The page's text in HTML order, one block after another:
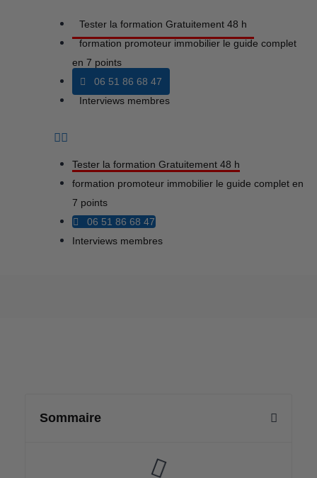
Tester la formation Gratuitement 48 h
formation promoteur immobilier le guide complet
en 7 points
06 51 86 68 47
Interviews membres
Tester la formation Gratuitement 48 h
formation promoteur immobilier le guide complet en
7 points
06 51 86 68 47
Interviews membres
Sommaire